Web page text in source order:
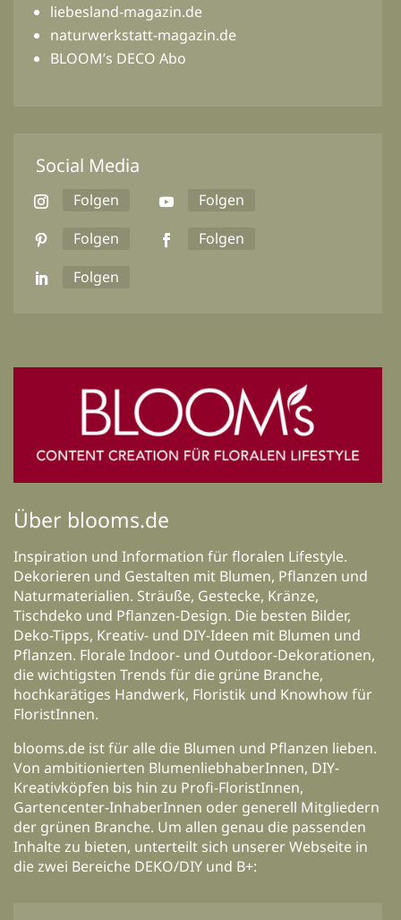
liebesland-magazin.de
naturwerkstatt-magazin.de
BLOOM’s DECO Abo
Social Media
Folgen
Folgen
Folgen
Folgen
Folgen
Über blooms.de
Inspiration und Information für floralen Lifestyle.
Dekorieren und Gestalten mit Blumen, Pflanzen und
Naturmaterialien. Sträuße, Gestecke, Kränze,
Tischdeko und Pflanzen-Design. Die besten Bilder,
Deko-Tipps, Kreativ- und DIY-Ideen mit Blumen und
Pflanzen. Florale Indoor- und Outdoor-Dekorationen,
die wichtigsten Trends für die grüne Branche,
hochkarätiges Handwerk, Floristik und Knowhow für
FloristInnen.
blooms.de ist für alle die Blumen und Pflanzen lieben.
Von ambitionierten BlumenliebhaberInnen, DIY-
Kreativköpfen bis hin zu Profi-FloristInnen,
Gartencenter-InhaberInnen oder generell Mitgliedern
der grünen Branche. Um allen genau die passenden
Inhalte zu bieten, unterteilt sich unserer Webseite in
die zwei Bereiche DEKO/DIY und B+: